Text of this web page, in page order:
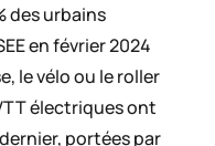
des urbains
en février 2024
le vélo ou le roller
électriques ont
portées par